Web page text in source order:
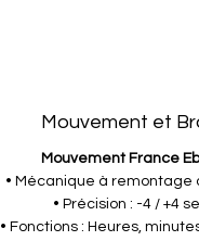
Mouvement et
Mouvement France
• Mécanique à remontage
• Précision : -4 / +4
• Fonctions : Heures,